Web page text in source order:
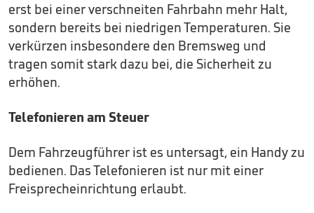
erst bei einer verschneiten Fahrbahn mehr Halt,
sondern bereits bei niedrigen Temperaturen. Sie
verkürzen insbesondere den Bremsweg und
tragen somit stark dazu bei, die Sicherheit zu
erhöhen.
Telefonieren am Steuer
Dem Fahrzeugführer ist es untersagt, ein Handy zu
bedienen. Das Telefonieren ist nur mit einer
Freisprecheinrichtung erlaubt.